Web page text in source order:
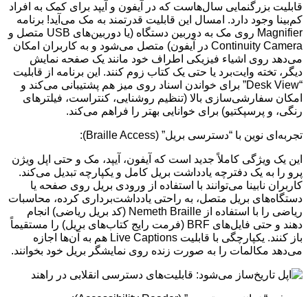
قابلیت بزرگنمایی سال‌هاست که در آیفون و آیپد برای کمک به افراد
کم‌بینا وجود دارد. امسال این قابلیت قدرتمند به مک می‌آید! برنامه
Magnifier روی مک به دوربین دستگاه (یا دوربین‌های USB متصل و
Continuity Camera در آیفون) متصل می‌شود و به کاربران امکان
می‌دهد روی اشیاء فیزیکی اطراف خود مانند یک صفحه نمایش
دیگر، تخته وایت‌برد یا حتی یک کتاب زوم کنند. این برنامه از قابلیت
“Desk View” برای خواندن اسناد روی میز هم پشتیبانی می‌کند و
امکان سفارشی‌سازی بالا (تنظیم روشنایی، کنتراست، فیلترهای
رنگی، و پرسپکتیو) برای خوانایی بهتر را فراهم می‌کند.
تجربه‌ای نوین با “دسترسی بریل” (Braille Access):
این یک ویژگی کاملاً جدید است که آیفون، آیپد، مک و حتی اپل ویژن
پرو را به یک دفترچه یادداشت بریل کامل و یکپارچه تبدیل می‌کند.
کاربران نابینا می‌توانند با استفاده از ورودی بریل روی صفحه یا
دستگاه‌های بریل متصل، به راحتی یادداشت‌برداری کرده، محاسبات
ریاضی را با استفاده از Nemeth Braille (کد بریل ریاضی) انجام
دهند و حتی فایل‌های BRF (فرمت رایج کتاب‌های بریل) را مستقیماً
باز کنند. یکپارچگی با قابلیت Live Captions هم به آن‌ها اجازه
می‌دهد مکالمات را به صورت زنده روی نمایشگر بریل خود بخوانند.